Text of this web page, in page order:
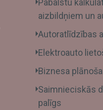
Pabalstu
aizbildņiem un
Autoratlīdzības
Elektroauto
Biznesa
Saimnieciskās
palīgs